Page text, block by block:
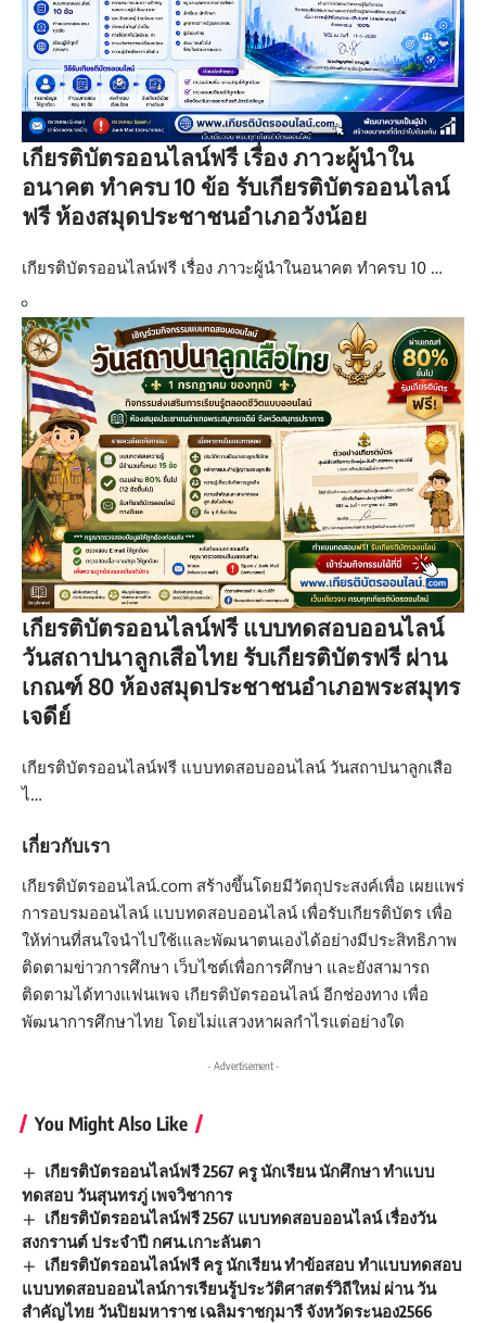
เกียรติบัตรออนไลน์ฟรี เรื่อง ภาวะผู้นำใน
อนาคต ทำครบ 10 ข้อ รับเกียรติบัตรออนไลน์
ฟรี ห้องสมุดประชาชนอำเภอวังน้อย
เกียรติบัตรออนไลน์ฟรี เรื่อง ภาวะผู้นำในอนาคต ทำครบ 10 …
เกียรติบัตรออนไลน์ฟรี แบบทดสอบออนไลน์
วันสถาปนาลูกเสือไทย รับเกียรติบัตรฟรี ผ่าน
เกณฑ์ 80 ห้องสมุดประชาชนอำเภอพระสมุทร
เจดีย์
เกียรติบัตรออนไลน์ฟรี แบบทดสอบออนไลน์ วันสถาปนาลูกเสือ
ไ…
เกี่ยวกับเรา
เกียรติบัตรออนไลน์.com สร้างขึ้นโดยมีวัตถุประสงค์เพื่อ เผยแพร่
การอบรมออนไลน์ แบบทดสอบออนไลน์ เพื่อรับเกียรติบัตร เพื่อ
ให้ท่านที่สนใจนำไปใช้เและพัฒนาตนเองได้อย่างมีประสิทธิภาพ
ติดตามข่าวการศึกษา เว็บไซต์เพื่อการศึกษา และยังสามารถ
ติดตามได้ทางแฟนเพจ เกียรติบัตรออนไลน์ อีกช่องทาง เพื่อ
พัฒนาการศึกษาไทย โดยไม่แสวงหาผลกำไรแต่อย่างใด
- Advertisement -
You Might Also Like
เกียรติบัตรออนไลน์ฟรี 2567 ครู นักเรียน นักศึกษา ทำแบบ
ทดสอบ วันสุนทรภู่ เพจวิชาการ
เกียรติบัตรออนไลน์ฟรี 2567 แบบทดสอบออนไลน์ เรื่องวัน
สงกรานต์ ประจำปี กศน.เกาะลันตา
เกียรติบัตรออนไลน์ฟรี ครู นักเรียน ทำข้อสอบ ทำแบบทดสอบ
แบบทดสอบออนไลน์การเรียนรู้ประวัติศาสตร์วิถีใหม่ ผ่าน วัน
สำคัญไทย วันปิยมหาราช เฉลิมราชกุมารี จังหวัดระนอง2566